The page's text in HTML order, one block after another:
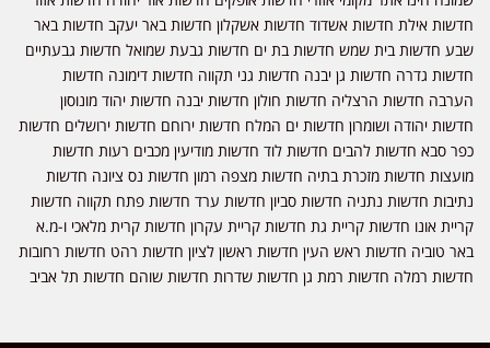
חדשות אילת חדשות אשדוד חדשות אשקלון חדשות באר יעקב חדשות באר
שבע חדשות בית שמש חדשות בת ים חדשות גבעת שמואל חדשות גבעתיים
חדשות גדרה חדשות גן יבנה חדשות גני תקווה חדשות דימונה חדשות
הערבה חדשות הרצליה חדשות חולון חדשות יבנה חדשות יהוד מונוסון
חדשות יהודה ושומרון חדשות ים המלח חדשות ירוחם חדשות ירושלים חדשות
כפר סבא חדשות להבים חדשות לוד חדשות מודיעין מכבים רעות חדשות
מועצות חדשות מזכרת בתיה חדשות מצפה רמון חדשות נס ציונה חדשות
נתיבות חדשות נתניה חדשות סביון חדשות ערד חדשות פתח תקווה חדשות
קריית אונו חדשות קריית גת חדשות קריית עקרון חדשות קרית מלאכי ו-מ.א
באר טוביה חדשות ראש העין חדשות ראשון לציון חדשות רהט חדשות רחובות
חדשות רמלה חדשות רמת גן חדשות שדרות חדשות שוהם חדשות תל אביב